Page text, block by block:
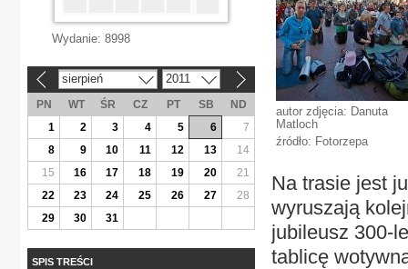
autor zdjęcia: Danuta
Matloch
źródło: Fotorzepa
Na trasie jest
wyruszają
jubileusz 300-
tablicę
Wydanie: 8998
sierpień 2011
PN WT ŚR CZ PT SB
ND
1
2 3 4 5 6
7
8
9 10 11 12 13
14
15
16 17 18 19 20
21
22
23 24 25 26 27
28
29
30 31
SPIS TREŚCI